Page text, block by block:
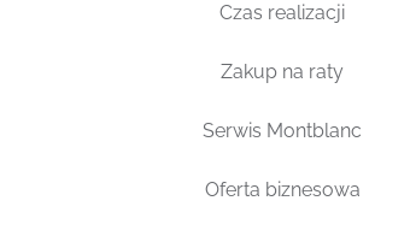
Czas realizacji
Zakup na raty
Serwis Montblanc
Oferta biznesowa